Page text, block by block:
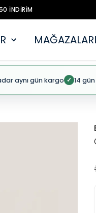
İNDİRİM
aynı gün kargo ✓ 14